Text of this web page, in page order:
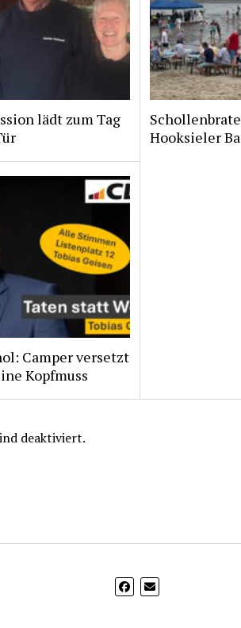
lädt zum Tag
Hooksieler
Camper versetzt
Kopfmuss
deaktiviert.